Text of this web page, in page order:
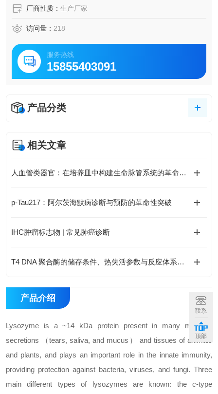
厂商性质： 生产厂家
访问量： 218
服务热线
15855403091
产品分类
相关文章
人血管类器官：在培养皿中构建生命脉管系统的革命性模型
p-Tau217：阿尔茨海默病诊断与预防的革命性突破
IHC肿瘤标志物 | 常见肺癌诊断
T4 DNA 聚合酶的储存条件、热失活参数与反应体系优化
产品介绍
Lysozyme is a ~14 kDa protein present in many mucosal
secretions （tears, saliva, and mucus） and tissues of animals
and plants, and plays an important role in the innate immunity,
providing protection against bacteria, viruses, and fungi. Three
main different types of lysozymes are known: the c-type
联系
顶部